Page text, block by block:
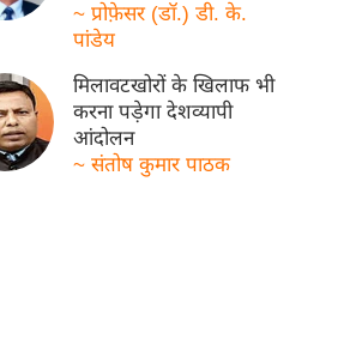
~ प्रोफ़ेसर (डॉ.) डी. के.
पांडेय
मिलावटखोरों के खिलाफ भी
करना पड़ेगा देशव्यापी
आंदोलन
~ संतोष कुमार पाठक